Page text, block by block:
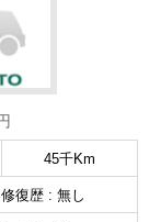
45千Km
修復歴 : 無し